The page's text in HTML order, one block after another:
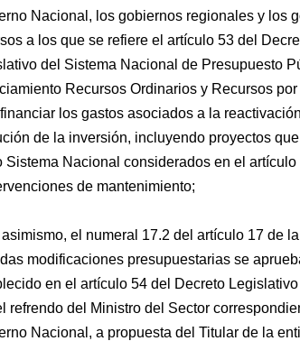
Nacional, los gobiernos regionales y los
a los que se refiere el artículo 53 del
del Sistema Nacional de Presupuesto
Recursos Ordinarios y Recursos
los gastos asociados a la
de la inversión, incluyendo proyectos
Sistema Nacional considerados en el
de mantenimiento;
el numeral 17.2 del artículo 17 de
modificaciones presupuestarias se
en el artículo 54 del Decreto
refrendo del Ministro del Sector
Nacional, a propuesta del Titular de la